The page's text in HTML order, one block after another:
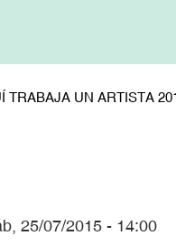
TRABAJA UN ARTISTA
25/07/2015 - 14:00